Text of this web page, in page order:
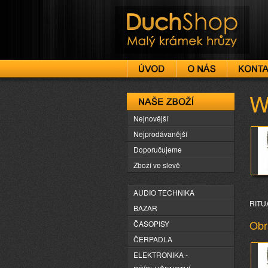
DuchShop
Naše zboží
Nejnovější
Nejprodávanější
Doporučujeme
Zboží ve slevě
AUDIO TECHNIKA
BAZAR
ČASOPISY
ČERPADLA
ELEKTRONIKA -